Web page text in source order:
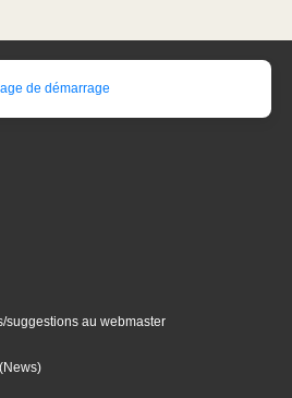
de démarrage
suggestions au webmaster